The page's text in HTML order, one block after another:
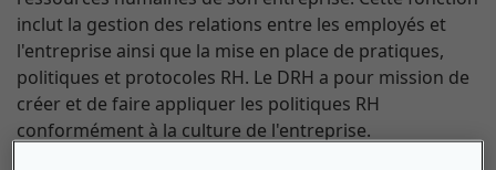
inclut la gestion des relations entre les employés et
l'entreprise ainsi que la mise en place de pratiques,
politiques et protocoles RH. Le DRH a pour mission de
créer et de faire appliquer les politiques RH
conformément à la culture de l'entreprise.